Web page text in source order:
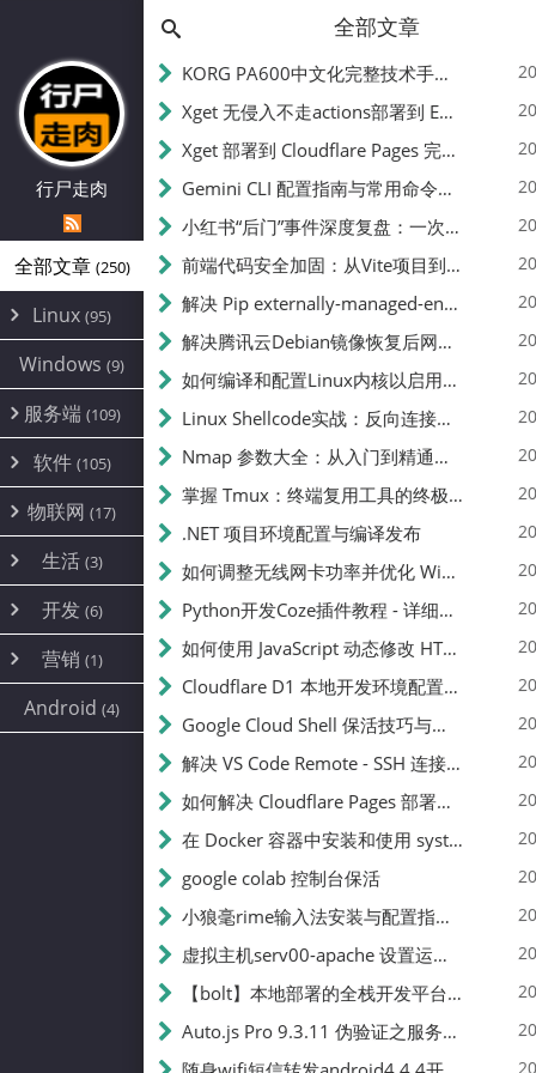
行尸走肉
全部文章 (250)
Linux (95)
Alpine
CentOS(17)
Debian(24)
ProxmoxVE
Ubuntu(7)
Windows (9)
服务端 (109)
环境配置
DD重装(3)
加速优化(34)
面板(12)
容器
游戏 (7)
饥荒(7)
云服务商(4)
WEB源码(6)
建站(5)
软件 (105)
安全(12)
办公(4)
图片 (2)
文件
系统 (35)
AI(10)
物联网 (17)
路由器
随身wifi(1)
mobile(14)
刷机
magisk
生活 (3)
线报
sim卡(1)
开发 (6)
编译
JavaScript(2)
python(2)
营销 (1)
公关(1)
SEO(1)
Android (4)
全部文章
KORG PA600中文化完整技术手册 - 从逆向到实现的全流程指南
Xget 无侵入不走actions部署到 EdgeOne Pages 指南
Xget 部署到 Cloudflare Pages 完整指南 - 无需修改源码的构建配置
Gemini CLI 配置指南与常用命令中文翻译 | API Key、MCP、代理设置
小红书“后门”事件深度复盘：一次沉默危机下的品牌、技术与流程三重考验
前端代码安全加固：从Vite项目到纯静态页面的深度混淆技术备忘
解决 Pip externally-managed-environment 错误：临时与永久绕过方案
解决腾讯云Debian镜像恢复后网络不通问题
如何编译和配置Linux内核以启用BBR2 | 内核编译教程
Linux Shellcode实战：反向连接、持久化、免杀技术详解（MSF,Cobalt Strike）- 从原理到C加载器实现
Nmap 参数大全：从入门到精通，掌握网络扫描的核心技巧
掌握 Tmux：终端复用工具的终极指南
.NET 项目环境配置与编译发布
如何调整无线网卡功率并优化 Wifite 的功率设置
Python开发Coze插件教程 - 详细步骤与注意事项
如何使用 JavaScript 动态修改 HTML 中的权限文本 | 前端开发教程
Cloudflare D1 本地开发环境配置指南 | CF Pages Local Development Guide
Google Cloud Shell 保活技巧与配额时间查看方法
解决 VS Code Remote - SSH 连接失败问题：从权限问题到成功启动
如何解决 Cloudflare Pages 部署中的 API Token 权限问题
在 Docker 容器中安装和使用 systemctl 的完整指南
google colab 控制台保活
小狼毫rime输入法安装与配置指南：从基础到高级自定义
虚拟主机serv00-apache 设置运行目录
【bolt】本地部署的全栈开发平台，支持本地及众多API，本地一键生成应用，部署教程
Auto.js Pro 9.3.11 伪验证之服务器接口 Nginx 版
📝
250
篇文章
✍️
231k
总字数
👥